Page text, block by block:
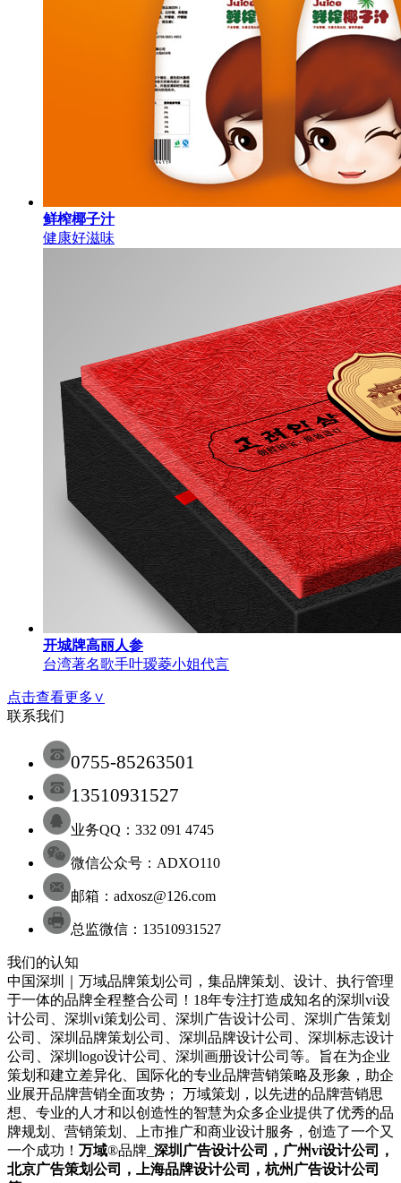
鲜榨椰子汁
健康好滋味
开城牌高丽人参
台湾著名歌手叶瑷菱小姐代言
点击查看更多∨
联系我们
0755-85263501
13510931527
业务QQ：332 091 4745
微信公众号：ADXO110
邮箱：adxosz@126.com
总监微信：13510931527
我们的认知
中国深圳｜万域品牌策划公司，集品牌策划、设计、执行管理
于一体的品牌全程整合公司！18年专注打造成知名的深圳 vi设
计公司 深圳 vi策划 公司 深圳 广告设计公司 深圳 广告策划
公司
深圳 品牌策划 公司 深圳 品牌设计公司 深圳 标志设计
公司
深圳 logo设计公司 深圳 画册设计公司 等。旨在为企业
策划和建立差异化、国际化的专业品牌营销策略及形象，助企
业展开品牌营销全面攻势； 万域策划，以先进的品牌营销思
想、专业的人才和以创造性的智慧为众多企业提供了优秀的品
牌规划、营销策划、上市推广和商业设计服务， 创造了一个又
一个成功！ 万域®品牌_ 深圳 广告设计公司 ，广州vi设计公司
，
北京广告策划公司 ，上海品牌设计公司 ，杭州 广告设计公司